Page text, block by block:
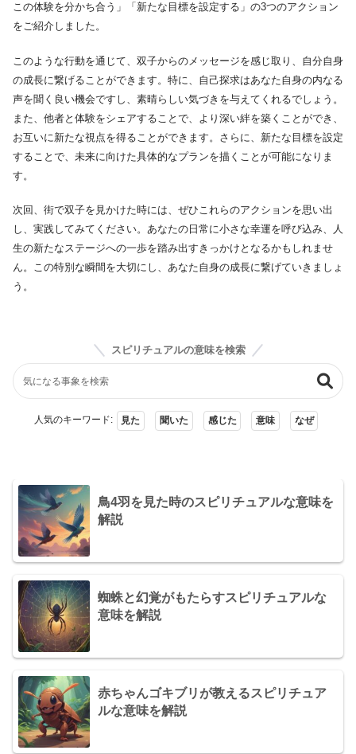
この体験を分かち合う」「新たな目標を設定する」の3つのアクション
をご紹介しました。
このような行動を通じて、双子からのメッセージを感じ取り、自分自身
の成長に繋げることができます。特に、自己探求はあなた自身の内なる
声を聞く良い機会ですし、素晴らしい気づきを与えてくれるでしょう。
また、他者と体験をシェアすることで、より深い絆を築くことができ、
お互いに新たな視点を得ることができます。さらに、新たな目標を設定
することで、未来に向けた具体的なプランを描くことが可能になりま
す。
次回、街で双子を見かけた時には、ぜひこれらのアクションを思い出
し、実践してみてください。あなたの日常に小さな幸運を呼び込み、人
生の新たなステージへの一歩を踏み出すきっかけとなるかもしれませ
ん。この特別な瞬間を大切にし、あなた自身の成長に繋げていきましょ
う。
スピリチュアルの意味を検索
人気のキーワード: 見た 聞いた 感じた 意味 なぜ
鳥4羽を見た時のスピリチュアルな意味を
解説
蜘蛛と幻覚がもたらすスピリチュアルな
意味を解説
赤ちゃんゴキブリが教えるスピリチュア
ルな意味を解説